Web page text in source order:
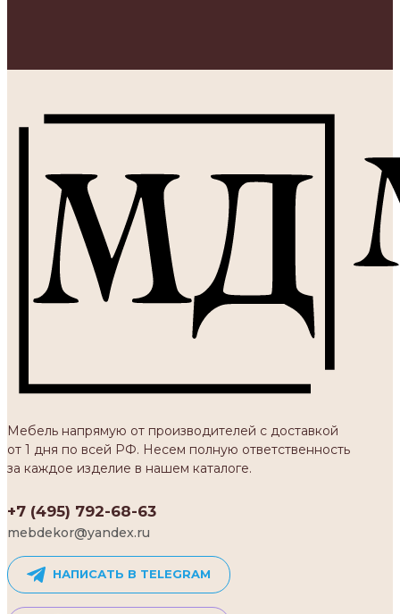
Мебель напрямую от производителей с доставкой
от 1 дня по всей РФ. Несем полную ответственность
за каждое изделие в нашем каталоге.
+7 (495) 792-68-63
mebdekor@yandex.ru
НАПИСАТЬ В TELEGRAM